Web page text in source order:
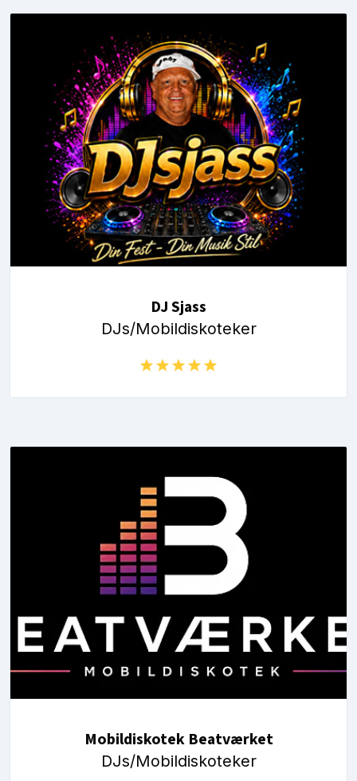
DJ Sjass
DJs/Mobildiskoteker
Mobildiskotek Beatværket
DJs/Mobildiskoteker